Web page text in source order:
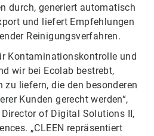
durch, generiert automatisch
und liefert Empfehlungen
Reinigungsverfahren.
Kontaminationskontrolle und
wir bei Ecolab bestrebt,
zu liefern, die den besonderen
Kunden gerecht werden“,
of Digital Solutions II,
„CLEEN repräsentiert